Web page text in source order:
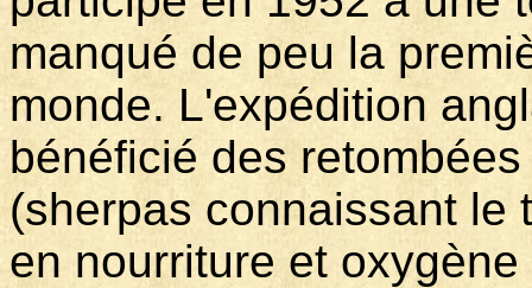
manqué de peu la
monde. L'expédition
bénéficié des
(sherpas connaissant le
en nourriture et